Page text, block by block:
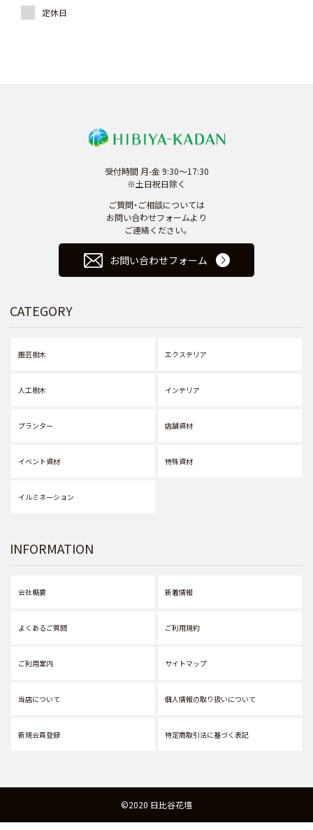
受付時間 月-金 9:30～17:30
※土日祝日除く
ご質問・ご相談については
お問い合わせフォームより
ご連絡ください。
お問い合わせフォーム
CATEGORY
園芸樹木
人工樹木
プランター
イベント資材
イルミネーション
エクステリア
インテリア
店舗資材
特殊資材
INFORMATION
会社概要
よくあるご質問
ご利用案内
当店について
新規会員登録
新着情報
ご利用規約
サイトマップ
個人情報の取り扱いについて
特定商取引法に基づく表記
©2020 日比谷花壇